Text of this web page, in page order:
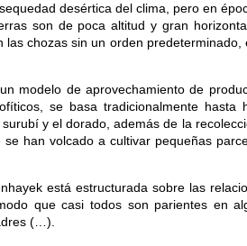
desértica del clima, pero en
son de poca altitud y gran
chozas sin un orden
modelo de aprovechamiento de
se basa tradicionalmente hasta
y el dorado, además de la
han volcado a cultivar pequeñas
está estructurada sobre las
que casi todos son parientes en
(…).